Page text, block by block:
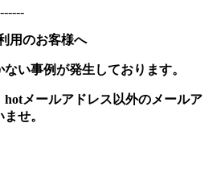
用のお客様へ
い事例が発生しております。
メールアドレス以外のメールア
せ。